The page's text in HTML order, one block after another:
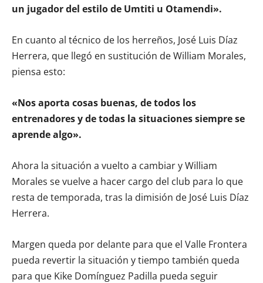
un jugador del estilo de Umtiti u Otamendi».
En cuanto al técnico de los herreños, José Luis Díaz
Herrera, que llegó en sustitución de William Morales,
piensa esto:
«Nos aporta cosas buenas, de todos los
entrenadores y de todas la situaciones siempre se
aprende algo».
Ahora la situación a vuelto a cambiar y William
Morales se vuelve a hacer cargo del club para lo que
resta de temporada, tras la dimisión de José Luis Díaz
Herrera.
Margen queda por delante para que el Valle Frontera
pueda revertir la situación y tiempo también queda
para que Kike Domínguez Padilla pueda seguir